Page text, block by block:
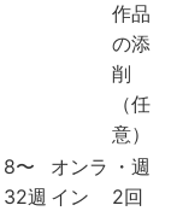
作品
の添
削
（任
意）
8〜
32週
オンラ
イン
・週
2回